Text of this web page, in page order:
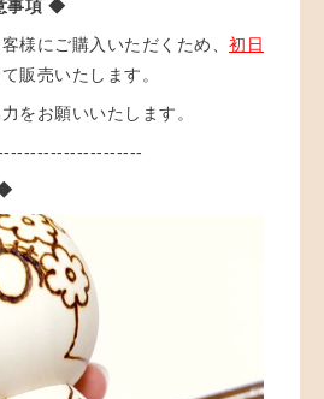
事項 ◆
様にご購入いただくため、 初日
販売いたします。
をお願いいたします。